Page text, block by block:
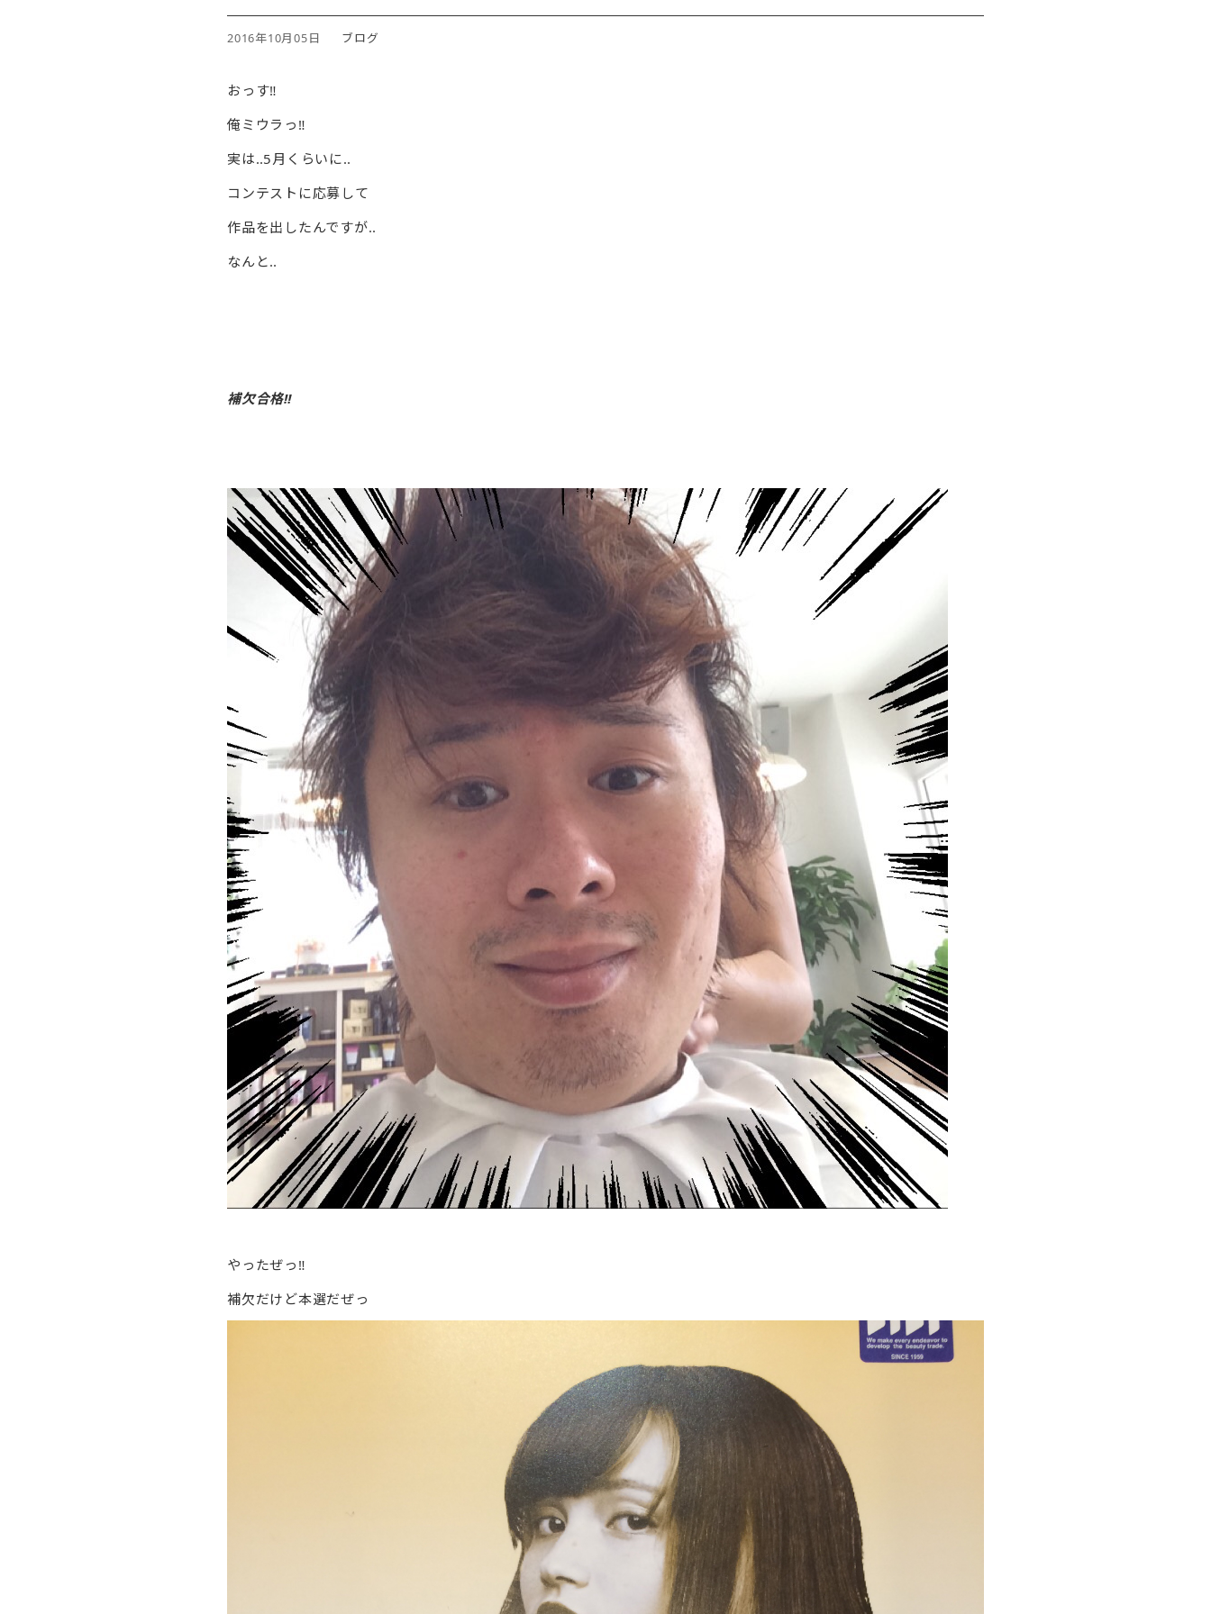
2016年10月05日 ブログ
おっす‼︎
俺ミウラっ‼︎
実は‥5月くらいに‥
コンテストに応募して
作品を出したんですが‥
なんと‥
補欠合格‼︎
やったぜっ‼︎
補欠だけど本選だぜっ